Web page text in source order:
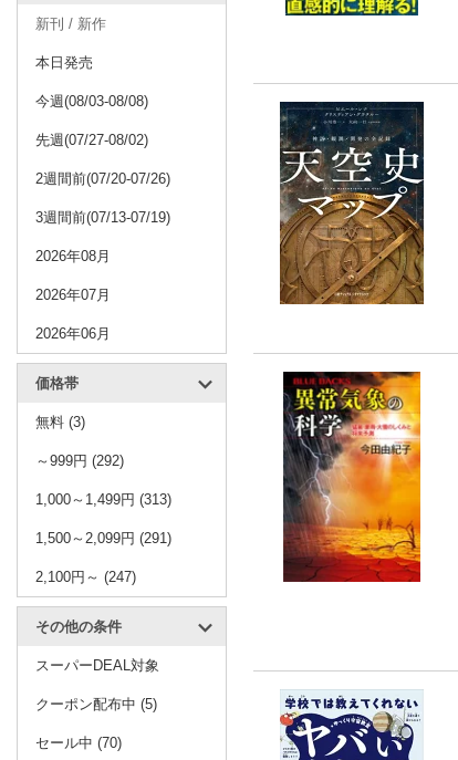
新刊 / 新作
本日発売
今週(08/03-08/08)
先週(07/27-08/02)
2週間前(07/20-07/26)
3週間前(07/13-07/19)
2026年08月
2026年07月
2026年06月
価格帯
無料 (3)
～999円 (292)
1,000～1,499円 (313)
1,500～2,099円 (291)
2,100円～ (247)
その他の条件
スーパーDEAL対象
クーポン配布中 (5)
セール中 (70)